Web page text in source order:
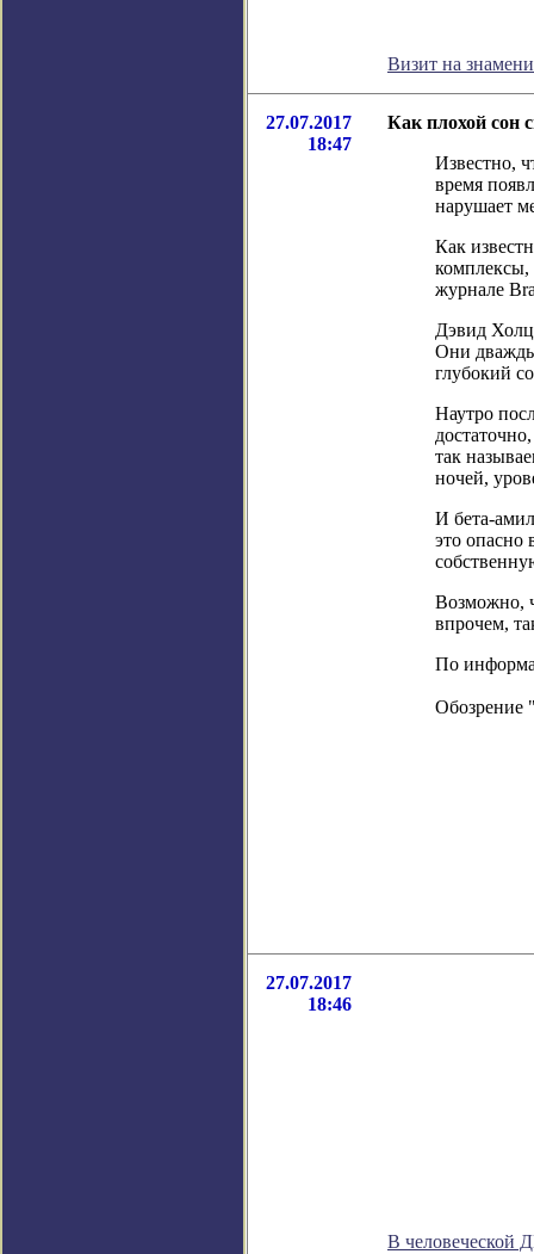
Визит на
27.07.2017
18:47
Как плохой сон
Известно,
время
нарушает
Как
комплексы,
журнале
Дэвид
Они дважды
глубокий
Наутро
так
ночей,
И бета-
это опасно
Возможно,
впрочем,
По
Обозрение
27.07.2017
18:46
В человеческой